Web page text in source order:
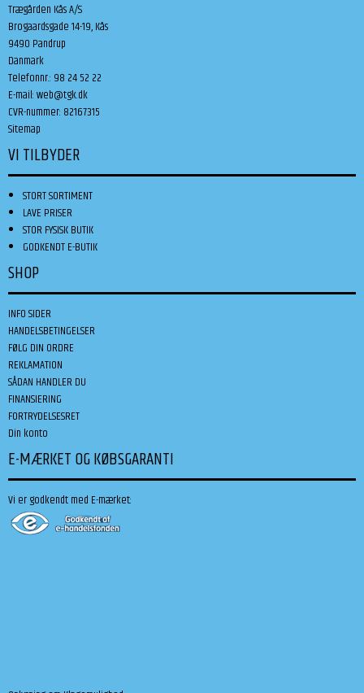
Trægården Kås A/S
Brogaardsgade 14-19, Kås
9490 Pandrup
Danmark
Telefonnr.: 98 24 52 22
E-mail:web@tgk.dk
CVR-nummer: 82167315
Sitemap
VI TILBYDER
STORT SORTIMENT
LAVE PRISER
STOR FYSISK BUTIK
GODKENDT E-BUTIK
SHOP
INFO SIDER
HANDELSBETINGELSER
FØLG DIN ORDRE
REKLAMATION
SÅDAN HANDLER DU
FINANSIERING
FORTRYDELSESRET
Din konto
E-MÆRKET OG KØBSGARANTI
Vi er godkendt med E-mærket: